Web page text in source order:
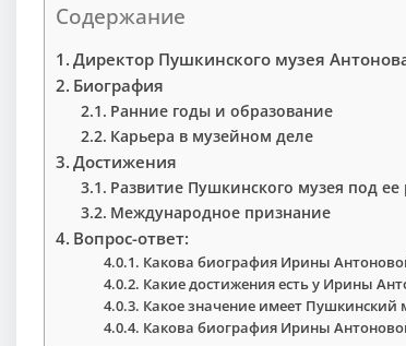
Содержание
Директор Пушкинского музея
Биография
Ранние годы и образование
Карьера в музейном деле
Достижения
Развитие Пушкинского музея под ее
Международное признание
Вопрос-ответ:
Какова биография Ирины
Какие достижения есть у Ирины
Какое значение имеет Пушкинский
Какова биография Ирины